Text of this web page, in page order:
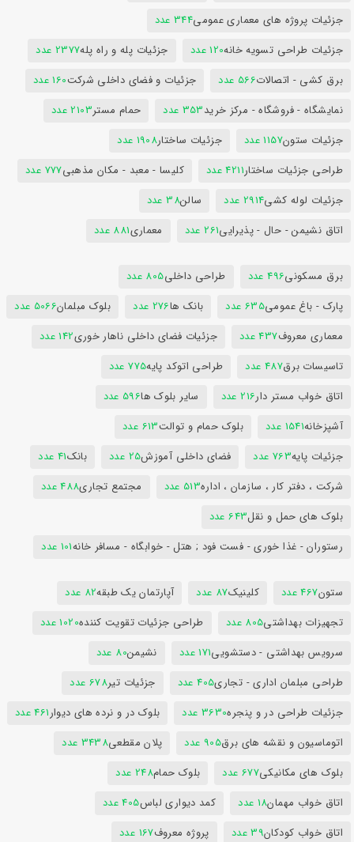
جزئیات پروژه های معماری عمومی344 عدد
جزئیات طراحی تسویه خانه120 عدد جزئیات پله و راه پله2377 عدد
برق کشی - اتصالات566 عدد جزئیات و فضای داخلی شرکت160 عدد
نمایشگاه - فروشگاه - مرکز خرید353 عدد حمام مستر2103 عدد
جزئیات ستون1157 عدد جزئیات ساختار1908 عدد
طراحی جزئیات ساختار4211 عدد کلیسا - معبد - مکان مذهبی777 عدد
جزئیات لوله کشی2914 عدد سالن38 عدد
اتاق نشیمن - حال - پذیرایی261 عدد معماری881 عدد
برق مسکونی496 عدد طراحی داخلی805 عدد
پارک - باغ عمومی635 عدد بانک ها276 عدد بلوک مبلمان5066 عدد
معماری معروف437 عدد جزئیات فضای داخلی ناهار خوری142 عدد
تاسیسات برق487 عدد طراحی اتوکد پایه775 عدد
اتاق خواب مستر دار216 عدد سایر بلوک ها596 عدد
آشپزخانه1541 عدد بلوک حمام و توالت613 عدد
جزئیات پایه763 عدد فضای داخلی آموزش25 عدد بانک41 عدد
شرکت ، دفتر کار ، سازمان ، اداره513 عدد مجتمع تجاری488 عدد
بلوک های حمل و نقل643 عدد
رستوران - غذا خوری - فست فود ; هتل - خوابگاه - مسافر خانه101 عدد
ستون467 عدد کلینیک87 عدد آپارتمان یک طبقه82 عدد
تجهیزات بهداشتی805 عدد طراحی جزئیات تقویت کننده1020 عدد
سرویس بهداشتی - دستشویی171 عدد نشیمن80 عدد
طراحی مبلمان اداری - تجاری405 عدد جزئیات تیر678 عدد
جزئیات طراحی در و پنجره3630 عدد بلوک در و نرده های دیوار461 عدد
اتوماسیون و نقشه های برق905 عدد پلان مقطعی3438 عدد
بلوک های مکانیکی677 عدد بلوک حمام248 عدد
اتاق خواب مهمان18 عدد کمد دیواری لباس405 عدد
اتاق خواب کودکان39 عدد پروژه معروف167 عدد